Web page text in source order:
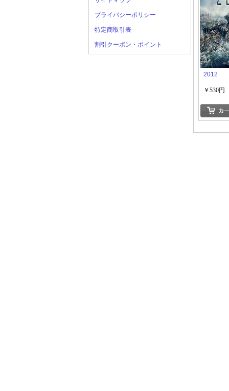
プライバシーポリシー
特定商取引表
割引クーポン・ポイント
2012
￥530円